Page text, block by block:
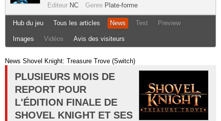
Editeur NC Genre Plate-forme
Hub du jeu Tous les articles News Test Preview
Images Vidéos Avis des visiteurs
News Shovel Knight: Treasure Trove (Switch)
PLUSIEURS MOIS DE
REPORT POUR
L'ÉDITION FINALE DE
SHOVEL KNIGHT ET SES